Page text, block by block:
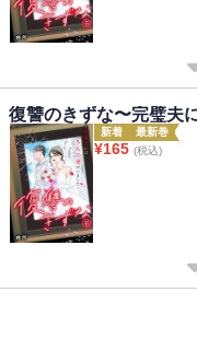
復讐のきずな〜完璧夫
新着 最新巻
¥165 (税込)